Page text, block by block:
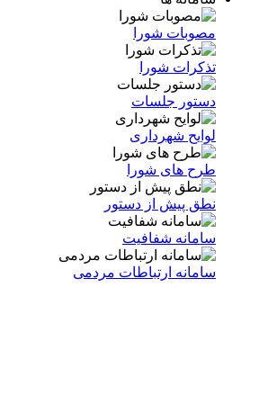
مصوبات شورا
تذکرات شورا
دستور جلسات
لوایح شهرداری
طرح های شورا
نطق پیش از دستور
سامانه شفافیت
سامانه ارتباطات مردمی